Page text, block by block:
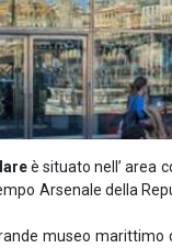
è situato nell’ area
Arsenale della
museo marittimo